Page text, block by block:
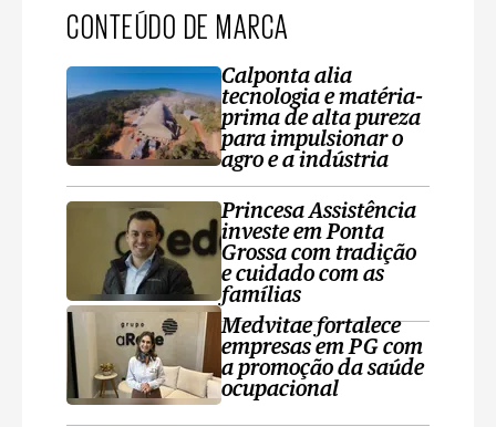
CONTEÚDO DE MARCA
Calponta alia
tecnologia e matéria-
prima de alta pureza
para impulsionar o
agro e a indústria
Princesa Assistência
investe em Ponta
Grossa com tradição
e cuidado com as
famílias
Medvitae fortalece
empresas em PG com
a promoção da saúde
ocupacional